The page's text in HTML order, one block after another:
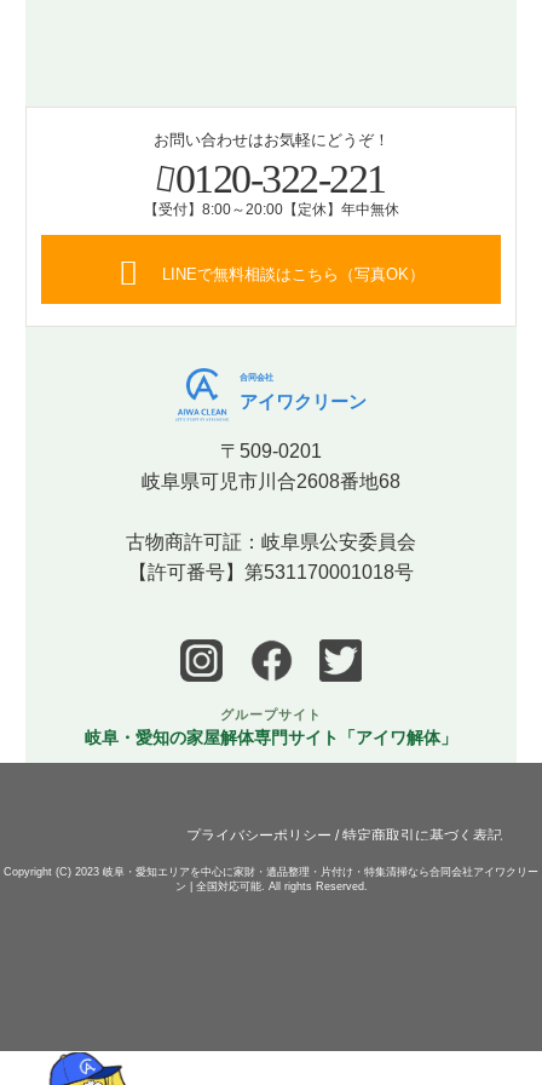
お問い合わせはお気軽にどうぞ！
0120-322-221
【受付】8:00～20:00【定休】年中無休
LINEで無料相談はこちら（写真OK）
合同会社
アイワクリーン
〒509-0201
岐阜県可児市川合2608番地68
古物商許可証：岐阜県公安委員会
【許可番号】第531170001018号
グループサイト
岐阜・愛知の家屋解体専門サイト「アイワ解体」
プライバシーポリシー /特定商取引に基づく表記
Copyright (C) 2023 岐阜・愛知エリアを中心に家財・遺品整理・片付け・特集清掃なら合同会社アイワクリー
ン | 全国対応可能. All rights Reserved.